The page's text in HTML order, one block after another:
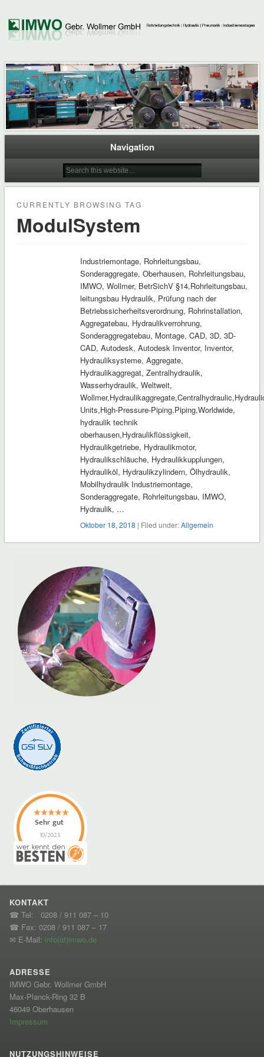
Navigation
CURRENTLY BROWSING TAG
ModulSystem
Industriemontage, Rohrleitungsbau,
Sonderaggregate, Oberhausen, Rohrleitungsbau,
IMWO, Wollmer, BetrSichV §14,Rohrleitungsbau,
leitungsbau Hydraulik, Prüfung nach der
Betriebssicherheitsverordnung, Rohrinstallation,
Aggregatebau, Hydraulikverrohrung,
Sonderaggregatebau, Montage, CAD, 3D, 3D-
CAD, Autodesk, Autodesk Inventor, Inventor,
Hydrauliksysteme, Aggregate,
Hydraulikaggregat, Zentralhydraulik,
Wasserhydraulik, Weltweit,
Units,High-Pressure-Piping,Piping,Worldwide,
hydraulik technik
oberhausen,Hydraulikflüssigkeit,
Hydraulikgetriebe, Hydraulikmotor,
Hydraulikschläuche, Hydraulikkupplungen,
Hydrauliköl, Hydraulikzylindern, Ölhydraulik,
Mobilhydraulik Industriemontage,
Sonderaggregate, Rohrleitungsbau, IMWO,
Hydraulik, …
Oktober 18, 2018 | Filed under:Allgemein
KONTAKT
☎ Tel: 0208 / 911 087 – 10
☎ Fax: 0208 / 911 087 – 17
✉ E-Mail: info(at)imwo.de
ADRESSE
IMWO Gebr. Wollmer GmbH
Max-Planck-Ring 32 B
46049 Oberhausen
Impressum
NUTZUNGSHINWEISE